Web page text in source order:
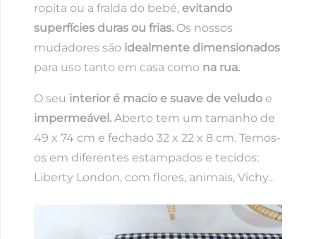
ropita ou a fralda do bebé, evitando
superfícies duras ou frias. Os nossos
mudadores são idealmente dimensionados
para uso tanto em casa como na rua.
O seu interior é macio e suave de veludo e
impermeável. Aberto tem um tamanho de
49 x 74 cm e fechado 32 x 22 x 8 cm. Temos-
os em diferentes estampados e tecidos:
Liberty London, com flores, animais, Vichy…